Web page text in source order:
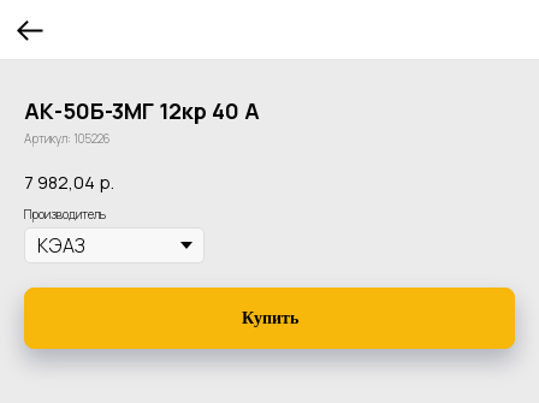
АК-50Б-3МГ 12кр 40 А
Артикул: 105226
7 982,04 р.
Производитель
Купить